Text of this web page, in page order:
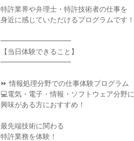
特許業界や弁理士・特許技術者の仕事を
身近に感じていただけるプログラムです！
━━━━━━━━━━
【当日体験できること】
━━━━━━━━━━
⏩ 情報処理分野での仕事体験プログラム
💻電気・電子・情報・ソフトウェア分野に
興味がある方におすすめ！
最先端技術に関わる
特許業務を体験！